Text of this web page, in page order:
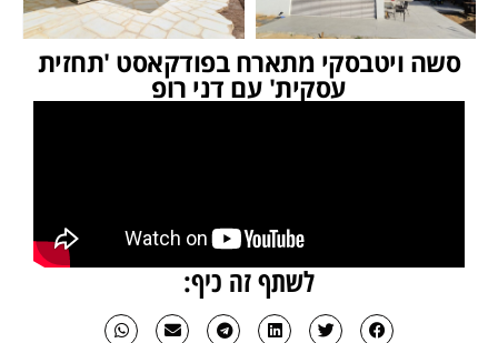
סשה ויטבסקי מתארח בפודקאסט 'תחזית
עסקית' עם דני רופ
לשתף זה כיף: